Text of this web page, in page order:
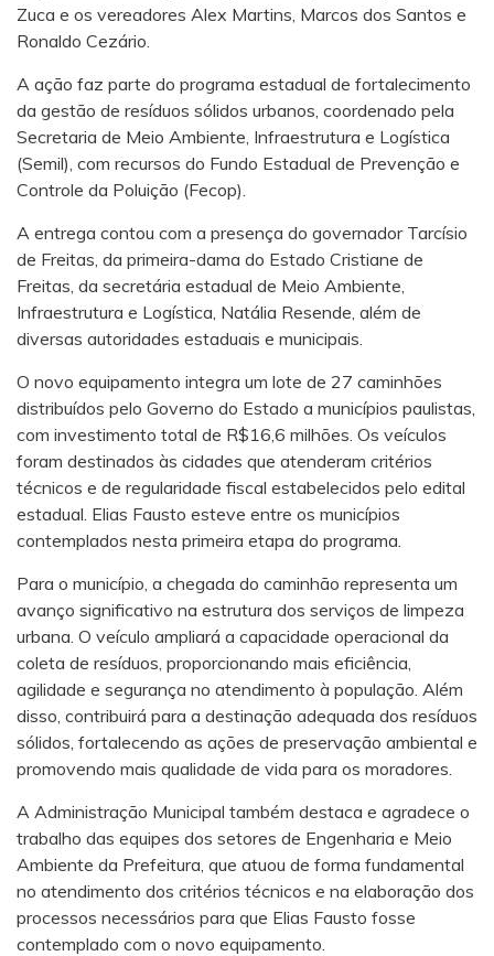
Zuca e os vereadores Alex Martins, Marcos dos Santos e
Ronaldo Cezário.
A ação faz parte do programa estadual de fortalecimento
da gestão de resíduos sólidos urbanos, coordenado pela
Secretaria de Meio Ambiente, Infraestrutura e Logística
(Semil), com recursos do Fundo Estadual de Prevenção e
Controle da Poluição (Fecop).
A entrega contou com a presença do governador Tarcísio
de Freitas, da primeira-dama do Estado Cristiane de
Freitas, da secretária estadual de Meio Ambiente,
Infraestrutura e Logística, Natália Resende, além de
diversas autoridades estaduais e municipais.
O novo equipamento integra um lote de 27 caminhões
distribuídos pelo Governo do Estado a municípios paulistas,
com investimento total de R$16,6 milhões. Os veículos
foram destinados às cidades que atenderam critérios
técnicos e de regularidade fiscal estabelecidos pelo edital
estadual. Elias Fausto esteve entre os municípios
contemplados nesta primeira etapa do programa.
Para o município, a chegada do caminhão representa um
avanço significativo na estrutura dos serviços de limpeza
urbana. O veículo ampliará a capacidade operacional da
coleta de resíduos, proporcionando mais eficiência,
agilidade e segurança no atendimento à população. Além
disso, contribuirá para a destinação adequada dos resíduos
sólidos, fortalecendo as ações de preservação ambiental e
promovendo mais qualidade de vida para os moradores.
A Administração Municipal também destaca e agradece o
trabalho das equipes dos setores de Engenharia e Meio
Ambiente da Prefeitura, que atuou de forma fundamental
no atendimento dos critérios técnicos e na elaboração dos
processos necessários para que Elias Fausto fosse
contemplado com o novo equipamento.